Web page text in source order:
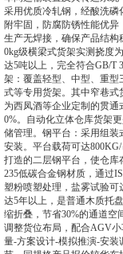
采用优质冷轧钢，经酸洗
附牢固，防腐防锈性能优
生产无焊接，确保产品结构
0kg级横梁式货架实测挠度
达5吨以上，完全符合GB/T
架：覆盖轻型、中型、重
式等专用货架。其中窄巷式
为西凤酒等企业定制的贯
0%。自动化立体仓库货架
储管理。钢平台：采用组装
安装。平台载荷可达
打造的二层钢平台，使仓库
235低碳合金钢材质，通过
塑粉喷塑处理，盐雾试验可
达5年以上，是普通木质托
缩折叠，节省30%的通道空
调整货位布局，配合AGV
量-方案设计-模拟推演-安装